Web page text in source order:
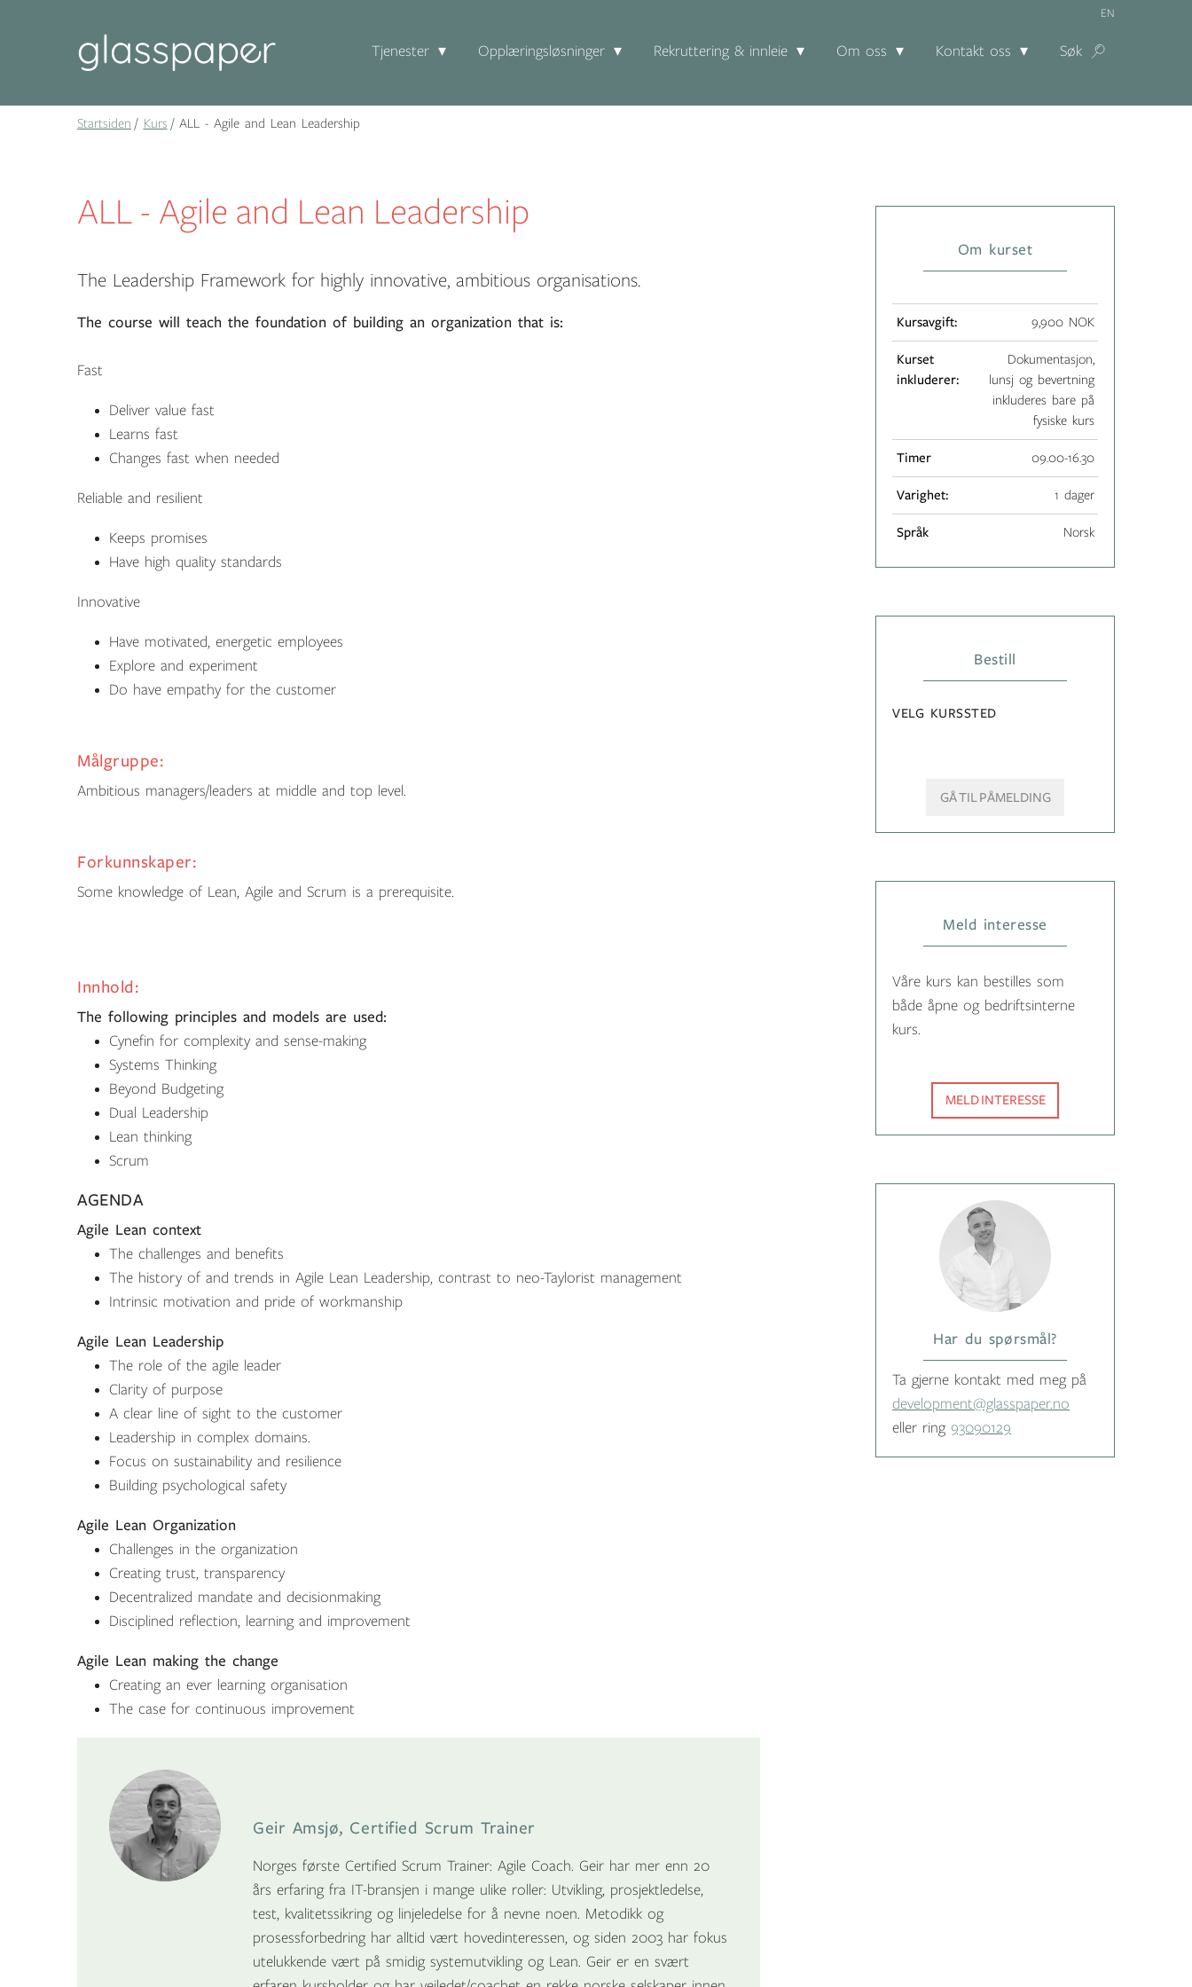
EN
Tjenester Opplæringsløsninger Rekruttering & innleie Om oss Kontakt oss Søk
Startsiden Kurs ALL - Agile and Lean Leadership
ALL - Agile and Lean Leadership
The Leadership Framework for highly innovative, ambitious organisations.
The course will teach the foundation of building an organization that is:
Fast
Deliver value fast
Learns fast
Changes fast when needed
Reliable and resilient
Keeps promises
Have high quality standards
Innovative
Have motivated, energetic employees
Explore and experiment
Do have empathy for the customer
Målgruppe:
Ambitious managers/leaders at middle and top level.
Forkunnskaper:
Some knowledge of Lean, Agile and Scrum is a prerequisite.
Innhold:
The following principles and models are used:
Cynefin for complexity and sense-making
Systems Thinking
Beyond Budgeting
Dual Leadership
Lean thinking
Scrum
AGENDA
Agile Lean context
The challenges and benefits
The history of and trends in Agile Lean Leadership, contrast to neo-Taylorist management
Intrinsic motivation and pride of workmanship
Agile Lean Leadership
The role of the agile leader
Clarity of purpose
A clear line of sight to the customer
Leadership in complex domains.
Focus on sustainability and resilience
Building psychological safety
Agile Lean Organization
Challenges in the organization
Creating trust, transparency
Decentralized mandate and decisionmaking
Disciplined reflection, learning and improvement
Agile Lean making the change
Creating an ever learning organisation
The case for continuous improvement
Geir Amsjø, Certified Scrum Trainer
Norges første Certified Scrum Trainer: Agile Coach. Geir har mer enn 20
års erfaring fra IT-bransjen i mange ulike roller: Utvikling, prosjektledelse,
test, kvalitetssikring og linjeledelse for å nevne noen. Metodikk og
prosessforbedring har alltid vært hovedinteressen, og siden 2003 har fokus
utelukkende vært på smidig systemutvikling og Lean. Geir er en svært
Om kurset
Kursavgift: 9,900 NOK
Kurset
inkluderer:
Dokumentasjon,
lunsj og bevertning
inkluderes bare på
fysiske kurs
Timer 09.00-16.30
Varighet: 1 dager
Språk Norsk
Bestill
VELG KURSSTED
GÅ TIL PÅMELDING
Meld interesse
Våre kurs kan bestilles som
både åpne og bedriftsinterne
kurs.
MELD INTERESSE
Har du spørsmål?
Ta gjerne kontakt med meg på
development@glasspaper.no
eller ring 93090129